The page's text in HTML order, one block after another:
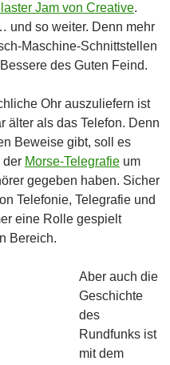
Jam von Creative.
und so weiter. Denn mehr
Maschine-Schnittstellen
des Guten Feind.
Ohr auszuliefern ist
älter als das Telefon. Denn
Beweise gibt, soll es
der Morse-Telegrafie um
gegeben haben. Sicher
Telefonie, Telegrafie und
eine Rolle gespielt
Bereich.
Aber auch die
Geschichte
des
Rundfunks ist
mit dem